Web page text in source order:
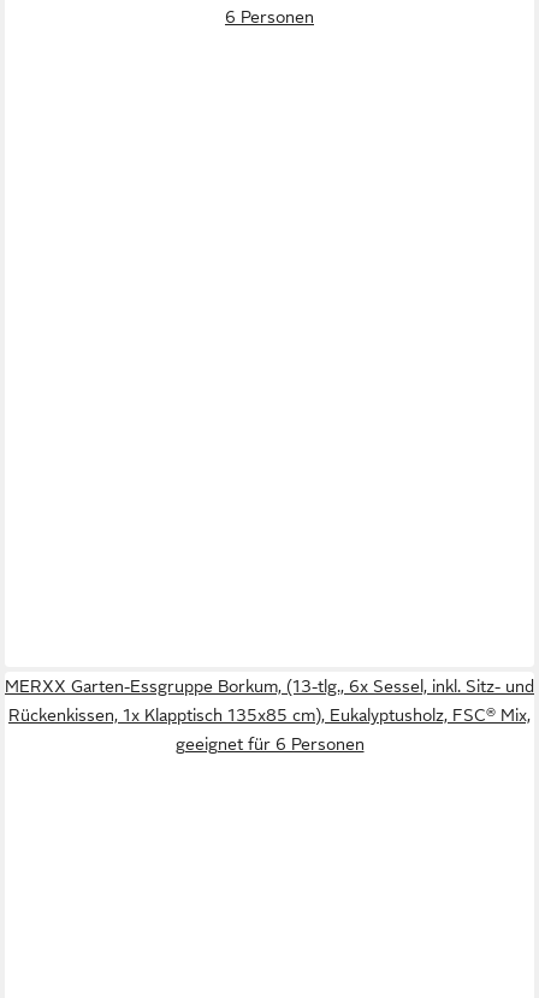
6 Personen
MERXX Garten-Essgruppe Borkum, (13-tlg., 6x Sessel, inkl. Sitz- und
Rückenkissen, 1x Klapptisch 135x85 cm), Eukalyptusholz, FSC® Mix,
geeignet für 6 Personen